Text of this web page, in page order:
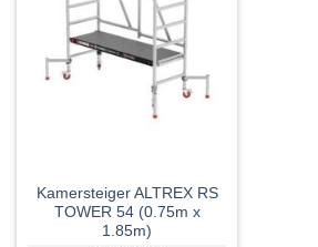
Kamersteiger ALTREX RS
TOWER 54 (0.75m x
1.85m)